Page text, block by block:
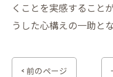
くことを実感すること
うした心構えの一助と
< 前のページ